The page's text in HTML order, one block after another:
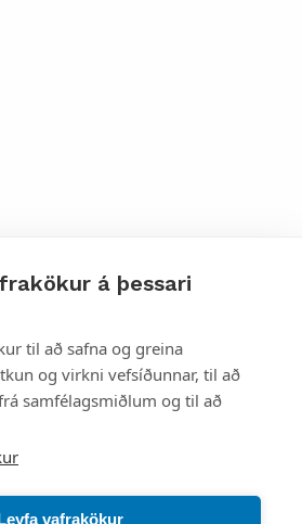
á þessari
til að safna og greina
og virkni vefsíðunnar, til að
samfélagsmiðlum og til að
vafrakökur